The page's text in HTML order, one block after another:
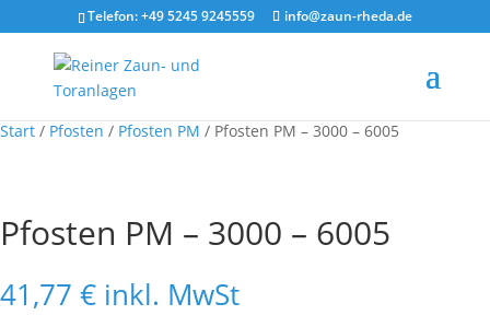
Telefon: +49 5245 9245559 info@zaun-rheda.de
Start / Pfosten / Pfosten PM / Pfosten PM – 3000 – 6005
Pfosten PM – 3000 – 6005
41,77 € inkl. MwSt